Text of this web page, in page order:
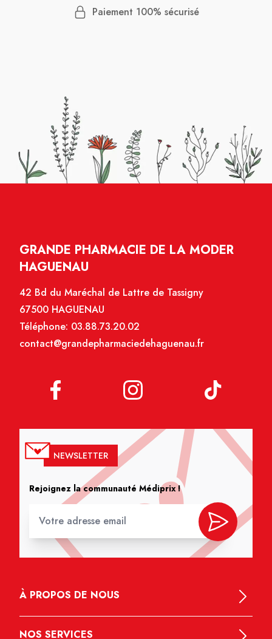
Paiement 100% sécurisé
GRANDE PHARMACIE DE LA MODER
HAGUENAU
42 Bd du Maréchal de Lattre de Tassigny
67500 HAGUENAU
Téléphone: 03.88.73.20.02
contact@grandepharmaciedehaguenau.fr
NEWSLETTER
Rejoignez la communauté Médiprix !
À PROPOS DE NOUS
NOS SERVICES